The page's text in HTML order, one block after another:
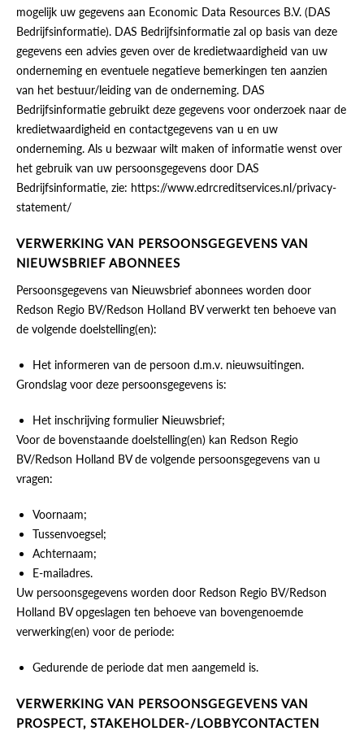
mogelijk uw gegevens aan Economic Data Resources B.V. (DAS
Bedrijfsinformatie). DAS Bedrijfsinformatie zal op basis van deze
gegevens een advies geven over de kredietwaardigheid van uw
onderneming en eventuele negatieve bemerkingen ten aanzien
van het bestuur/leiding van de onderneming. DAS
Bedrijfsinformatie gebruikt deze gegevens voor onderzoek naar de
kredietwaardigheid en contactgegevens van u en uw
onderneming. Als u bezwaar wilt maken of informatie wenst over
het gebruik van uw persoonsgegevens door DAS
Bedrijfsinformatie, zie: https://www.edrcreditservices.nl/privacy-
statement/
VERWERKING VAN PERSOONSGEGEVENS VAN
NIEUWSBRIEF ABONNEES
Persoonsgegevens van Nieuwsbrief abonnees worden door
Redson Regio BV/Redson Holland BV verwerkt ten behoeve van
de volgende doelstelling(en):
Het informeren van de persoon d.m.v. nieuwsuitingen.
Grondslag voor deze persoonsgegevens is:
Het inschrijving formulier Nieuwsbrief;
Voor de bovenstaande doelstelling(en) kan Redson Regio
BV/Redson Holland BV de volgende persoonsgegevens van u
vragen:
Voornaam;
Tussenvoegsel;
Achternaam;
E-mailadres.
Uw persoonsgegevens worden door Redson Regio BV/Redson
Holland BV opgeslagen ten behoeve van bovengenoemde
verwerking(en) voor de periode:
Gedurende de periode dat men aangemeld is.
VERWERKING VAN PERSOONSGEGEVENS VAN
PROSPECT, STAKEHOLDER-/LOBBYCONTACTEN